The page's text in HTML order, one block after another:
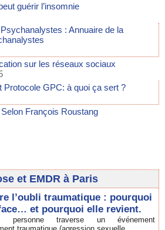
guérir l’insomnie
: Annuaire de la
sur les réseaux sociaux
Protocole GPC: à quoi ça sert ?
François Roustang
et EMDR à Paris
l’oubli traumatique : pourquoi
et pourquoi elle revient.
personne traverse un événement